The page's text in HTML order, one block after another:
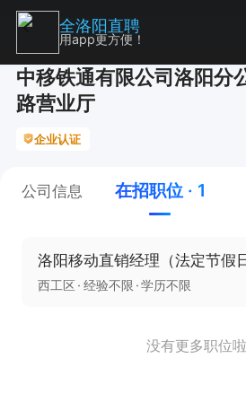
中移铁通有限公司洛阳分
路营业厅
企业认证
公司信息 在招职位 · 1
洛阳移动直销经理（法定节假日
西工区 经验不限 学历不限
没有更多职位
全洛阳直聘
用app更方便！